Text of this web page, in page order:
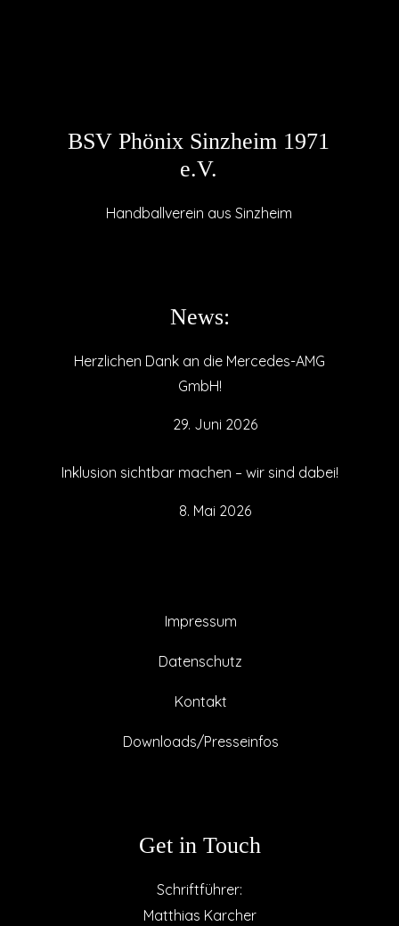
BSV Phönix Sinzheim 1971
e.V.
Handballverein aus Sinzheim
News:
Herzlichen Dank an die Mercedes-AMG
GmbH!
29. Juni 2026
Inklusion sichtbar machen – wir sind dabei!
8. Mai 2026
Impressum
Datenschutz
Kontakt
Downloads/Presseinfos
Get in Touch
Schriftführer:
Matthias Karcher